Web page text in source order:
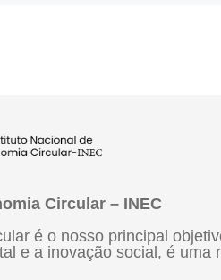
Circular – INEC
é o nosso principal
e a inovação social, é uma